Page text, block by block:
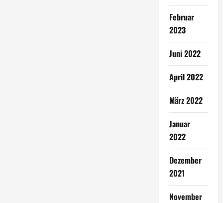
Februar
2023
Juni 2022
April 2022
März 2022
Januar
2022
Dezember
2021
November